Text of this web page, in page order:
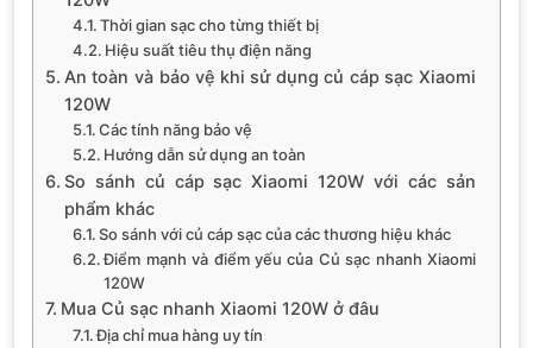
Thời gian sạc cho từng thiết bị
Hiệu suất tiêu thụ điện năng
An toàn và bảo vệ khi sử dụng củ cáp sạc Xiaomi
120W
Các tính năng bảo vệ
Hướng dẫn sử dụng an toàn
So sánh củ cáp sạc Xiaomi 120W với các sản
phẩm khác
So sánh với củ cáp sạc của các thương hiệu khác
Điểm mạnh và điểm yếu của Củ sạc nhanh Xiaomi
120W
Mua Củ sạc nhanh Xiaomi 120W ở đâu
Địa chỉ mua hàng uy tín